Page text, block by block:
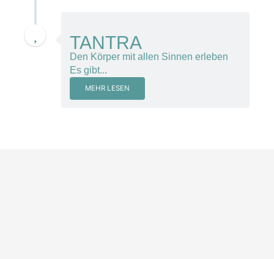
TANTRA
Den Körper mit allen Sinnen erleben
Es gibt...
MEHR LESEN